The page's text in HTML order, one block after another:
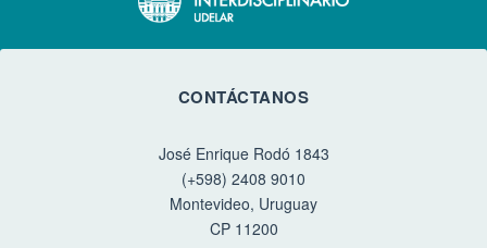
CONTÁCTANOS
José Enrique Rodó 1843
(+598) 2408 9010
Montevideo, Uruguay
CP 11200